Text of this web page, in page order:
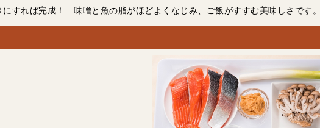
すれば完成！ 味噌と魚の脂がほどよくなじみ、ご飯がすすむ美味しさです。